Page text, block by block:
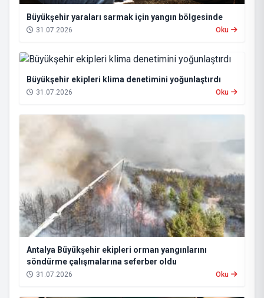
Büyükşehir yaraları sarmak için yangın bölgesinde
31.07.2026 Oku
Büyükşehir ekipleri klima denetimini yoğunlaştırdı
31.07.2026 Oku
Antalya Büyükşehir ekipleri orman yangınlarını
söndürme çalışmalarına seferber oldu
31.07.2026 Oku